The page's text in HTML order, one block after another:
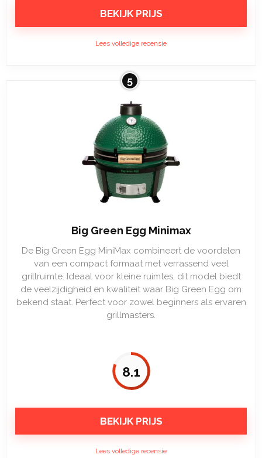
BEKIJK PRIJS
Lees volledige recensie
5
Big Green Egg Minimax
De Big Green Egg MiniMax combineert de voordelen
van een compact formaat met verrassend veel
grillruimte. Ideaal voor kleine ruimtes, dit model biedt
de veelzijdigheid en kwaliteit waar Big Green Egg om
bekend staat. Perfect voor zowel beginners als ervaren
grillmasters.
8.1
BEKIJK PRIJS
Lees volledige recensie